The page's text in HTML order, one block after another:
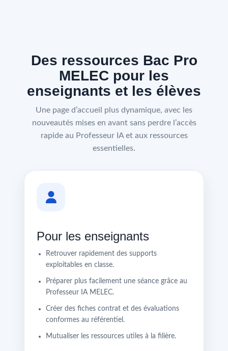
Des ressources Bac Pro
MELEC pour les
enseignants et les élèves
Une page d’accueil plus dynamique, avec les
nouveautés mises en avant sans perdre l’accès
rapide au Professeur IA et aux ressources
essentielles.
Pour les enseignants
Retrouver rapidement des supports
exploitables en classe.
Préparer plus facilement une séance grâce au
Professeur IA MELEC.
Créer des fiches contrat et des évaluations
conformes au référentiel.
Mutualiser les ressources utiles à la filière.